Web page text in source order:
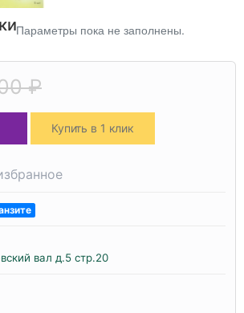
Параметры пока не заполнены.
₽
Купить в 1 клик
вал д.5 стр.20